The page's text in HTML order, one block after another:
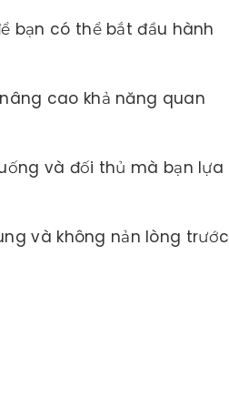
bạn có thể bắt đầu hành
cao khả năng quan
và đối thủ mà bạn lựa
và không nản lòng trước